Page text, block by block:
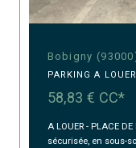
Bobigny
PARKING A
58,83 € CC*
A LOUER - PLACE
sécurisée, en sous-